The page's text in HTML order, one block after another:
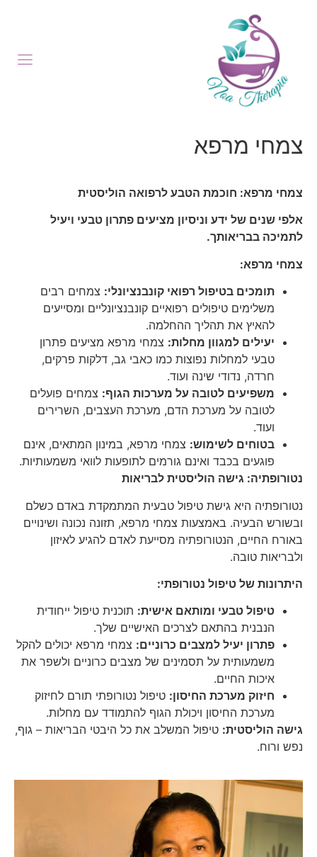
צמחי מרפא
צמחי מרפא: חוכמת הטבע לרפואה הוליסטית
אלפי שנים של ידע וניסיון מציעים פתרון טבעי ויעיל
לתמיכה בבריאותך.
צמחי מרפא:
תומכים בטיפול רפואי קונבנציונלי: צמחים רבים
משלימים טיפולים רפואיים קונבנציונליים ומסייעים
להאיץ את תהליך ההחלמה.
יעילים למגוון מחלות: צמחי מרפא מציעים פתרון
טבעי למחלות נפוצות כמו כאבי גב, דלקות פרקים,
חרדה, נדודי שינה ועוד.
משפיעים לטובה על מערכות הגוף: צמחים פועלים
לטובה על מערכת הדם, מערכת העצבים, השרירים
ועוד.
בטוחים לשימוש: צמחי מרפא, במינון המתאים, אינם
פוגעים בכבד ואינם גורמים לתופעות לוואי משמעותיות.
נטורופתיה: גישה הוליסטית לבריאות
נטורופתיה היא גישת טיפול טבעית המתמקדת באדם כשלם
ובשורש הבעיה. באמצעות צמחי מרפא, תזונה נכונה ושינויים
באורח החיים, הנטורופתיה מסייעת לאדם להגיע לאיזון
ולבריאות טובה.
היתרונות של טיפול נטורופתי:
טיפול טבעי ומותאם אישית: תוכנית טיפול ייחודית
הנבנית בהתאם לצרכים האישיים שלך.
פתרון יעיל למצבים כרוניים: צמחי מרפא יכולים להקל
משמעותית על תסמינים של מצבים כרוניים ולשפר את
איכות החיים.
חיזוק מערכת החיסון: טיפול נטורופתי תורם לחיזוק
מערכת החיסון ויכולת הגוף להתמודד עם מחלות.
גישה הוליסטית: טיפול המשלב את כל היבטי הבריאות – גוף,
נפש ורוח.